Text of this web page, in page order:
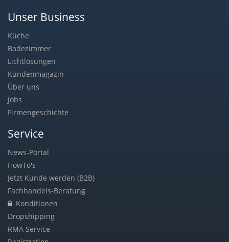
Unser Business
Küche
Badezimmer
Lichtlösungen
Kundenmagazin
Über uns
Jobs
Firmengeschichte
Service
News-Portal
HowTo's
Jetzt Kunde werden (B2B)
Fachhandels-Beratung
Konditionen
Dropshipping
RMA Service